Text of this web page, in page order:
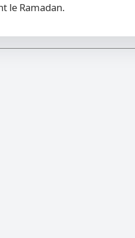
le Ramadan.